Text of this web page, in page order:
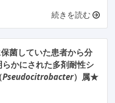
続きを読む
菌していた患者から分
かにされた多剤耐性シ
Pseudocitrobacter）属★